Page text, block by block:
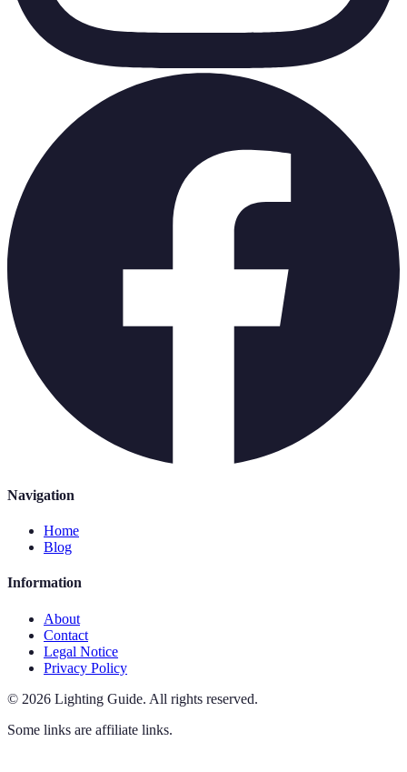
Navigation
Home
Blog
Information
About
Contact
Legal Notice
Privacy Policy
© 2026 Lighting Guide. All rights reserved.
Some links are affiliate links.